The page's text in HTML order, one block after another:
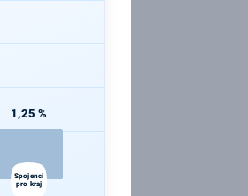
1,25 %
Spojenci
pro kraj